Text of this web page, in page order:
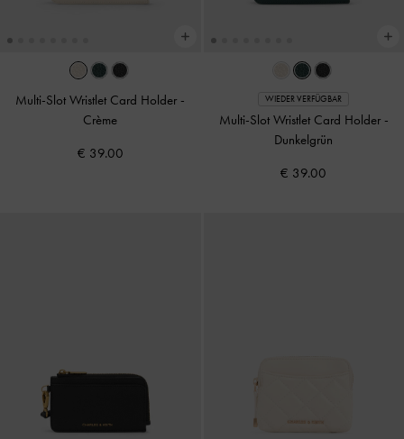
Multi-Slot Wristlet Card Holder -
Crème
€ 39.00
WIEDER VERFÜGBAR
Multi-Slot Wristlet Card Holder -
Dunkelgrün
€ 39.00